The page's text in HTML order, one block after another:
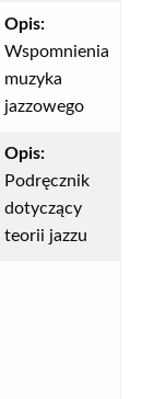
Opis:
Wspomnienia
muzyka
jazzowego
Opis:
Podręcznik
dotyczący
teorii jazzu